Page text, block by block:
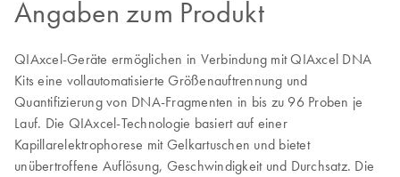
Angaben zum Produkt
QIAxcel-Geräte ermöglichen in Verbindung mit QIAxcel DNA
Kits eine vollautomatisierte Größenauftrennung und
Quantifizierung von DNA-Fragmenten in bis zu 96 Proben je
Lauf. Die QIAxcel-Technologie basiert auf einer
Kapillarelektrophorese mit Gelkartuschen und bietet
unübertroffene Auflösung, Geschwindigkeit und Durchsatz. Die